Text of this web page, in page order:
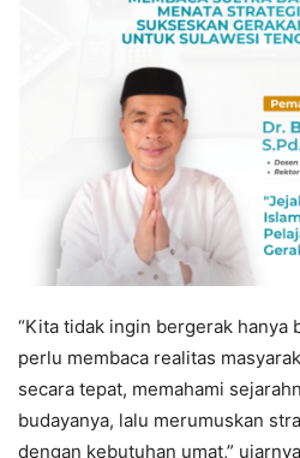
“Kita tidak ingin bergerak hanya
perlu membaca realitas
secara tepat, memahami
budayanya, lalu merumuskan
dengan kebutuhan umat,”